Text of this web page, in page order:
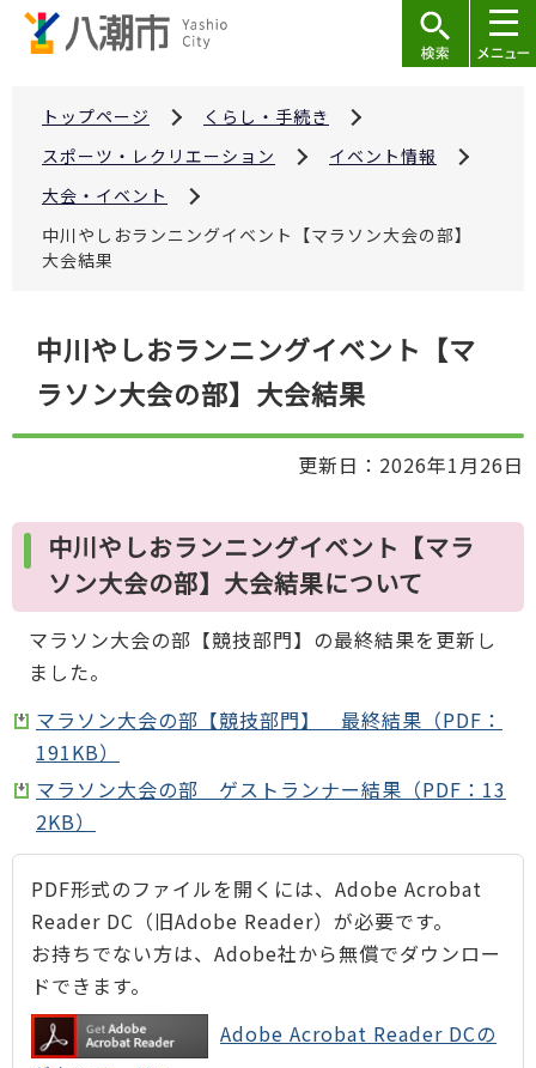
トップページ
くらし・手続き
スポーツ・レクリエーション
イベント情報
大会・イベント
中川やしおランニングイベント【マラソン大会の部】
大会結果
中川やしおランニングイベント【マ
ラソン大会の部】大会結果
更新日：2026年1月26日
中川やしおランニングイベント【マラ
ソン大会の部】大会結果について
マラソン大会の部【競技部門】の最終結果を更新し
ました。
マラソン大会の部【競技部門】 最終結果（PDF：
191KB）
マラソン大会の部 ゲストランナー結果（PDF：13
2KB）
PDF形式のファイルを開くには、Adobe Acrobat
Reader DC（旧Adobe Reader）が必要です。
お持ちでない方は、Adobe社から無償でダウンロー
ドできます。
Adobe Acrobat Reader DCの